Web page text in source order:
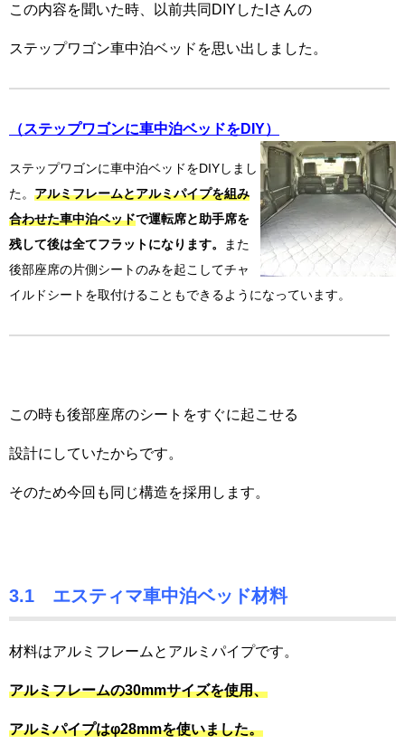
この内容を聞いた時、以前共同DIYしたIさんの
ステップワゴン車中泊ベッドを思い出しました。
（ステップワゴンに車中泊ベッドをDIY）
ステップワゴンに車中泊ベッドをDIYしまし
た。 アルミフレームとアルミパイプを組み
合わせた車中泊ベッドで運転席と助手席を
残して後は全てフラットになります。
また
後部座席の片側シートのみを起こしてチャ
イルドシートを取付けることもできるようになっています。
この時も後部座席のシートをすぐに起こせる
設計にしていたからです。
そのため今回も同じ構造を採用します。
3.1 エスティマ車中泊ベッド材料
材料はアルミフレームとアルミパイプです。
アルミフレームの30mmサイズを使用、
アルミパイプはφ28mmを使いました。